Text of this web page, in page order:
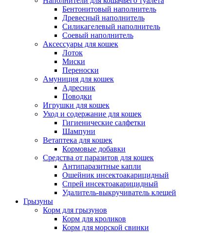
Бентонитовый наполнитель
Древесный наполнитель
Силикагелевый наполнитель
Соевый наполнитель
Аксессуары для кошек
Лоток
Миски
Переноски
Амуниция для кошек
Адресник
Поводки
Игрушки для кошек
Уход и содержание для кошек
Гигиенические салфетки
Шампуни
Ветаптека для кошек
Кормовые добавки
Средства от паразитов для кошек
Антипаразитные капли
Ошейник инсектоакарицидный
Спрей инсектоакарицидный
Удалитель-выкручиватель клещей
Грызуны
Корм для грызунов
Корм для кроликов
Корм для морской свинки